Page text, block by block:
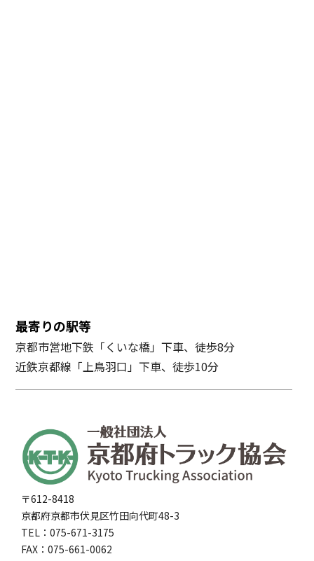
〒612-8418
京都府京都市伏見区竹田向代町48-3
TEL：075-671-3175
FAX：075-661-0062
最寄りの駅等
京都市営地下鉄「くいな橋」下車、徒歩8分
近鉄京都線「上鳥羽口」下車、徒歩10分